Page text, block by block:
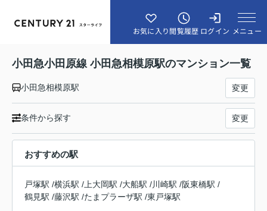
お気に入り閲覧履歴 ログイン メニュー
小田急小田原線 小田急相模原駅のマンション一覧
小田急相模原駅 変更
条件から探す 変更
おすすめの駅
戸塚駅 /横浜駅 / 上大岡駅 /大船駅 /川崎駅 /阪東橋駅 /
鶴見駅 /藤沢駅 /たまプラーザ駅 /東戸塚駅